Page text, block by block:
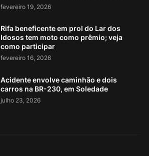
fevereiro 19, 2026
Rifa beneficente em prol do Lar dos
Idosos tem moto como prêmio; veja
como participar
fevereiro 16, 2026
Acidente envolve caminhão e dois
carros na BR-230, em Soledade
julho 23, 2026